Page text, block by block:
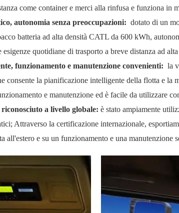
come container e merci alla rinfusa e funziona in
autonomia senza preoccupazioni: dotato di un
batteria ad alta densità CATL da 600 kWh,
esigenze quotidiane di trasporto a breve distanza ad
funzionamento e manutenzione convenienti: la
consente la pianificazione intelligente della flotta e la
e manutenzione ed è facile da utilizzare
a livello globale: è stato ampiamente
Attraverso la certificazione internazionale,
all'estero e su un funzionamento e una manutenzione